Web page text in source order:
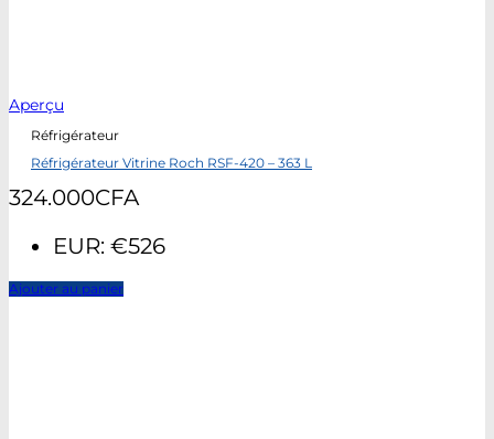
Aperçu
Réfrigérateur
Réfrigérateur Vitrine Roch RSF-420 – 363 L
324.000CFA
EUR: €526
Ajouter au panier